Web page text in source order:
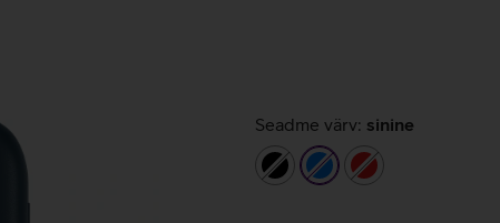
Seadme värv: sinine
mustsininepunane